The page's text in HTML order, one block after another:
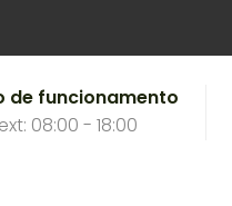
de funcionamento
08:00 - 18:00